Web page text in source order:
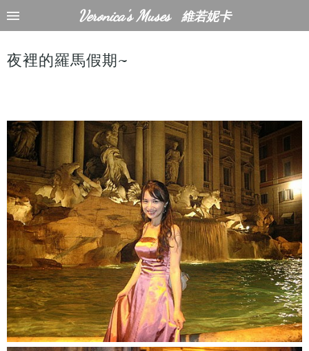
Veronica's Muses 維若妮卡
夜裡的羅馬假期~